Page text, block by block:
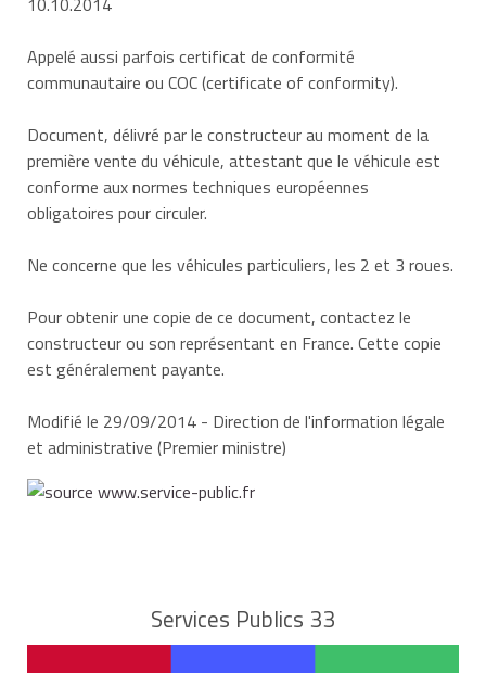
Appelé aussi parfois certificat de conformité
communautaire ou COC (certificate of conformity).
Document, délivré par le constructeur au moment de la
première vente du véhicule, attestant que le véhicule est
conforme aux normes techniques européennes
obligatoires pour circuler.
Ne concerne que les véhicules particuliers, les 2 et 3 roues.
Pour obtenir une copie de ce document, contactez le
constructeur ou son représentant en France. Cette copie
est généralement payante.
Modifié le 29/09/2014 - Direction de l'information légale
et administrative (Premier ministre)
Services Publics 33